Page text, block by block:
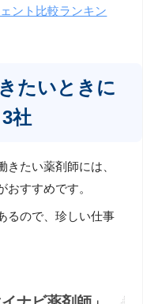
ント比較ランキン
たいときに
社
たい薬剤師には、
すすめです。
るので、珍しい仕事